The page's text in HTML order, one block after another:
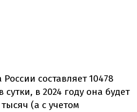
России составляет 10478
в 2024 году она будет
(а с учетом